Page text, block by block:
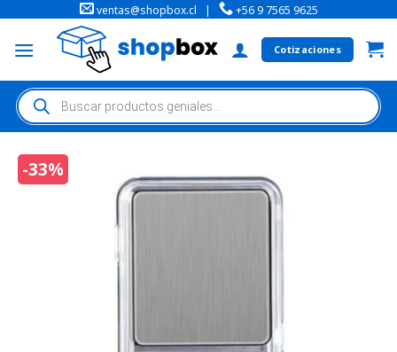
ventas@shopbox.cl | +56 9 7565 9625
Cotizaciones
-33%